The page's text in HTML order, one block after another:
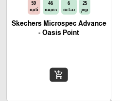
25
يوم
6
ساعة
46
دقيقة
58
ثانية
Skechers Microspec Advance
- Oasis Point
add_shopping_cart